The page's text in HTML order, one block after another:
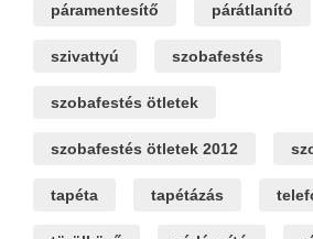
páramentesítő párátlanító
szivattyú szobafestés
szobafestés ötletek
szobafestés ötletek 2012
tapéta tapétázás